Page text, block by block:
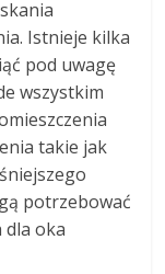
Istnieje kilka
pod uwagę
wszystkim
takie jak
potrzebować
dla oka